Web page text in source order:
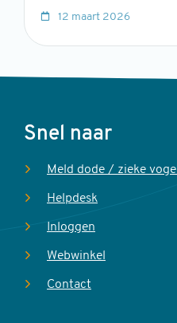
12 maart 2026
Voet
Snel naar
Meld dode / zieke vogel
Helpdesk
Inloggen
Webwinkel
Contact